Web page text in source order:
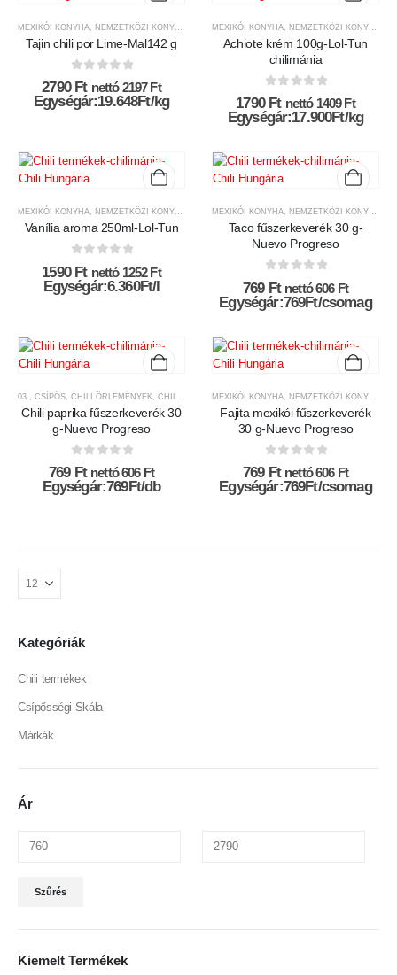
MEXIKÓI KONYHA, NEMZETKÖZI KONYHA
Tajin chili por Lime-Mal142 g
0az 5-ből
2790 Ft nettó2197 Ft
Egységár:19.648Ft/kg
MEXIKÓI KONYHA, NEMZETKÖZI KONYHA
Achiote krém 100g-Lol-Tun
chilimánia
0az 5-ből
1790 Ft nettó 1409 Ft
Egységár:17.900Ft/kg
MEXIKÓI KONYHA, NEMZETKÖZI KONYHA
Vanília aroma 250ml-Lol-Tun
0az 5-ből
1590 Ft nettó 1252 Ft
Egységár:6.360Ft/l
MEXIKÓI KONYHA, NEMZETKÖZI KONYHA
Taco fűszerkeverék 30 g-
Nuevo Progreso
0az 5-ből
769 Ft nettó606 Ft
Egységár:769Ft/csomag
03., CSÍPŐS CHILI ŐRLEMÉNYEK CHILI TERMÉKEK , CSÍPŐSSÉGI-SKÁLA ,MEXIKÓI KONYHA
Chili paprika fűszerkeverék 30
g-Nuevo Progreso
0az 5-ből
769 Ft nettó606 Ft
Egységár:769Ft/db
MEXIKÓI KONYHA NEMZETKÖZI KONYHA
Fajita mexikói fűszerkeverék
30 g-Nuevo Progreso
0az 5-ből
769 Ft nettó606 Ft
Egységár:769Ft/csomag
Kategóriák
Chili termékek
Csípősségi-Skála
Márkák
Ár
Szűrés
Kiemelt Termékek